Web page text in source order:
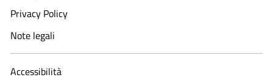
Privacy Policy
Note legali
Accessibilità